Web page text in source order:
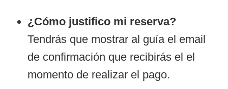
¿Cómo justifico mi reserva?
Tendrás que mostrar al guía el email
de confirmación que recibirás el el
momento de realizar el pago.